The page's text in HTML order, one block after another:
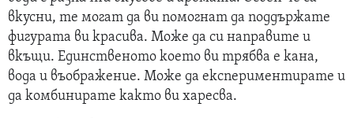
вкусни, те могат да ви помогнат да поддържате
фигурата ви красива. Може да си направите и
вкъщи. Единственото което ви трябва е кана,
вода и въображение. Може да експериментирате и
да комбинирате както ви харесва.